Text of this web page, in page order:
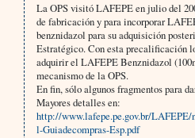
La OPS visitó LAFEPE en julio del
de fabricación y para incorporar
benznidazol para su adquisi­ción
Estratégico. Con esta precalificación
adquirir el LAFEPE Benznidazol
mecanismo de la OPS.
En fin, sólo algunos fragmentos para
Mayores detalles en:
http://www.lafepe.pe.gov.br/
l-Guiadecompras-Esp.pdf